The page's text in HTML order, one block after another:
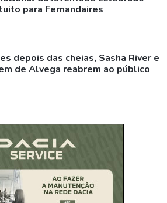
para Fernandaires
depois das cheias, Sasha River e
de Alvega reabrem ao público